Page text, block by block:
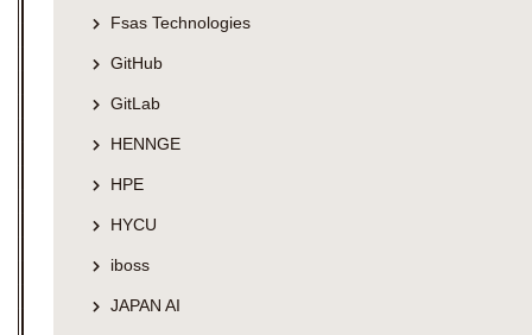
Fsas Technologies
GitHub
GitLab
HENNGE
HPE
HYCU
iboss
JAPAN AI